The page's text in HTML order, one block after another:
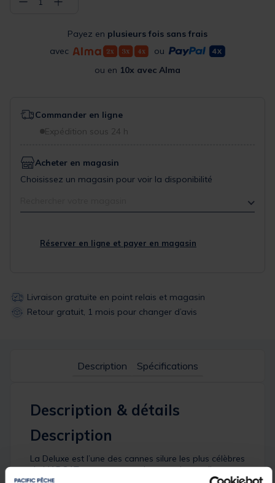
Payez en plusieurs fois sans frais
avec
ou
ou en 10x avec Alma
Commander en ligne
Expédition sous 24 h
Acheter en magasin
Choisissez un magasin pour voir la disponibilité
Réserver en ligne et payer en magasin
Livraison gratuite en point relais et magasin
Retour gratuit, 1 mois pour changer d’avis
Description Spécifications
Description & détails
Description
La Deluxe est l’une des cannes silure les plus célèbres
de MADCAT, et ce pour une bonne raison : elle
permet de pêcher à distance avec des bouées ou